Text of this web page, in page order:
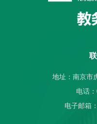
地址：南京市
电话
电子邮箱